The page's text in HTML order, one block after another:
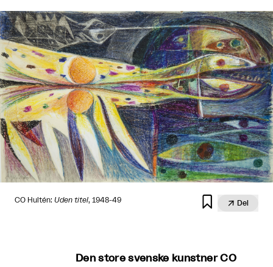
CO Hultén: Uden titel, 1948-49   Del
Den store svenske kunstner CO